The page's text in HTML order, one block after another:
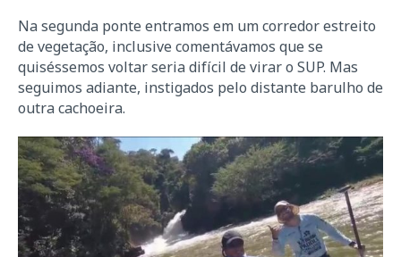
Na segunda ponte entramos em um corredor estreito
de vegetação, inclusive comentávamos que se
quiséssemos voltar seria difícil de virar o SUP. Mas
seguimos adiante, instigados pelo distante barulho de
outra cachoeira.